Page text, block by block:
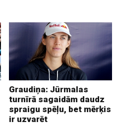
Graudiņa: Jūrmalas
turnīrā sagaidām daudz
spraigu spēļu, bet mērķis
ir uzvarēt